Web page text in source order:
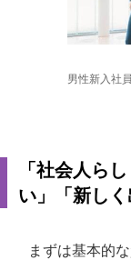
男性新入社
「社会人ら
い」「新しく
まずは基本的